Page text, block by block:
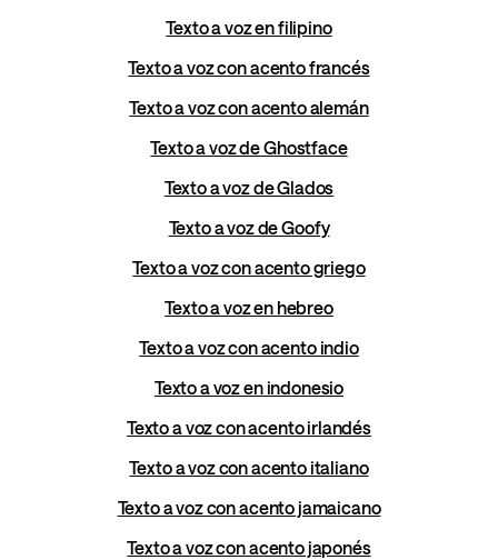
Texto a voz en filipino
Texto a voz con acento francés
Texto a voz con acento alemán
Texto a voz de Ghostface
Texto a voz de Glados
Texto a voz de Goofy
Texto a voz con acento griego
Texto a voz en hebreo
Texto a voz con acento indio
Texto a voz en indonesio
Texto a voz con acento irlandés
Texto a voz con acento italiano
Texto a voz con acento jamaicano
Texto a voz con acento japonés